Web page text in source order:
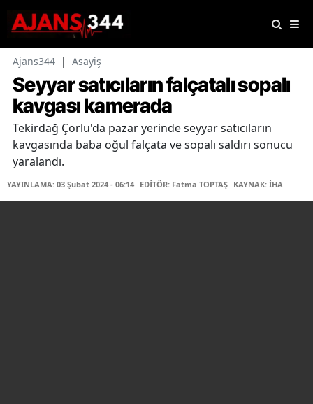
Ajans344 | Asayiş
Seyyar satıcıların falçatalı sopalı
kavgası kamerada
Tekirdağ Çorlu'da pazar yerinde seyyar satıcıların
kavgasında baba oğul falçata ve sopalı saldırı sonucu
yaralandı.
YAYINLAMA: 03 Şubat 2024 - 06:14 EDİTÖR: Fatma TOPTAŞ KAYNAK: İHA